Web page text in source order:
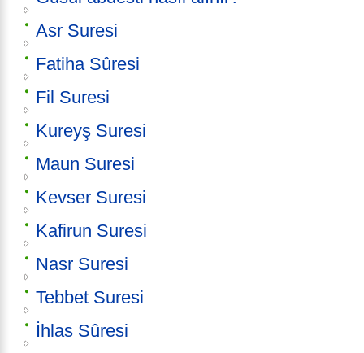
Asr Suresi
Fatiha Sûresi
Fil Suresi
Kureyş Suresi
Maun Suresi
Kevser Suresi
Kafirun Suresi
Nasr Suresi
Tebbet Suresi
İhlas Sûresi